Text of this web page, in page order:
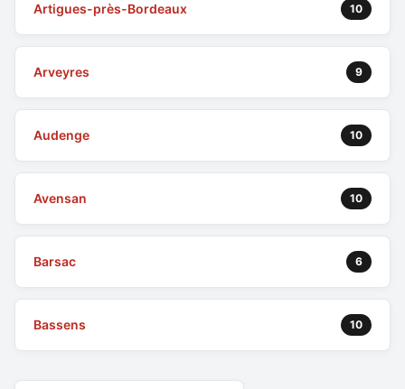
Artigues-près-Bordeaux 10
Arveyres 9
Audenge 10
Avensan 10
Barsac 6
Bassens 10